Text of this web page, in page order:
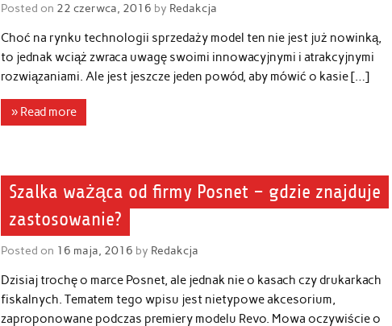
Posted on 22 czerwca, 2016 by Redakcja
Choć na rynku technologii sprzedaży model ten nie jest już nowinką,
to jednak wciąż zwraca uwagę swoimi innowacyjnymi i atrakcyjnymi
rozwiązaniami. Ale jest jeszcze jeden powód, aby mówić o kasie […]
» Read more
Szalka ważąca od firmy Posnet – gdzie znajduje
zastosowanie?
Posted on 16 maja, 2016 by Redakcja
Dzisiaj trochę o marce Posnet, ale jednak nie o kasach czy drukarkach
fiskalnych. Tematem tego wpisu jest nietypowe akcesorium,
zaproponowane podczas premiery modelu Revo. Mowa oczywiście o